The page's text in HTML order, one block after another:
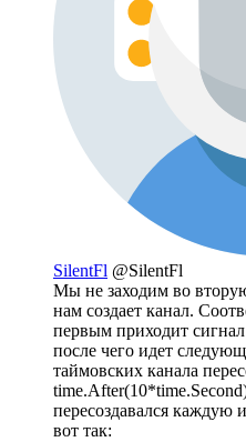
SilentFl @SilentFl
Мы не заходим во
нам создает канал.
первым приходит
после чего идет
таймовских канала
пересоздавался каждую
вот так: